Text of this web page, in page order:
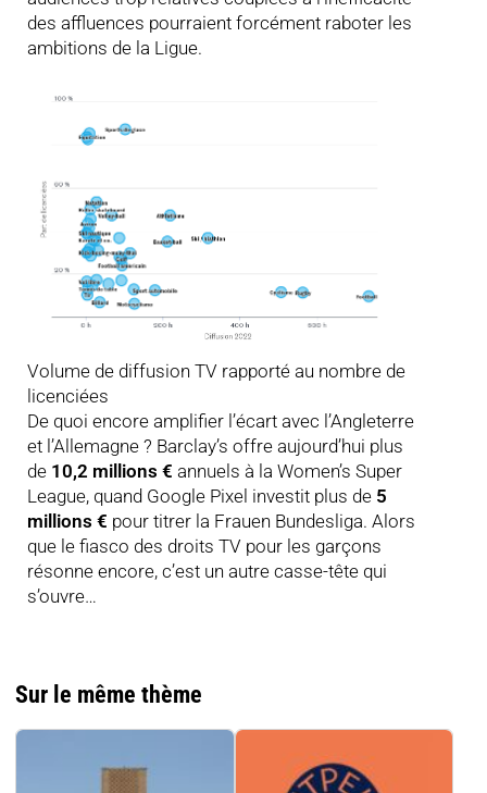
des affluences pourraient forcément raboter les
ambitions de la Ligue.
Volume de diffusion TV rapporté au nombre de
licenciées
De quoi encore amplifier l’écart avec l’Angleterre
et l’Allemagne ? Barclay’s offre aujourd’hui plus
de 10,2 millions € annuels à la Women’s Super
League, quand Google Pixel investit plus de 5
millions € pour titrer la Frauen Bundesliga. Alors
que le fiasco des droits TV pour les garçons
résonne encore, c’est un autre casse-tête qui
s’ouvre…
Sur le même thème